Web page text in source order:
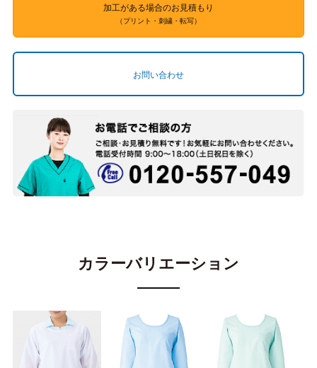
加工がある場合のお見積もり
（プリント・刺繍・転写）
お問い合わせ
カラーバリエーション